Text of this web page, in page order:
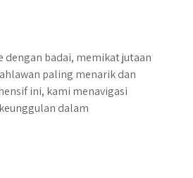
dengan badai, memikat jutaan
paling menarik dan
ini, kami menavigasi
dalam